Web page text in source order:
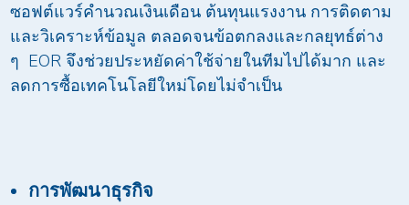
ซอฟต์แวร์คำนวณเงินเดือน ต้นทุนแรงงาน การติดตาม
และวิเคราะห์ข้อมูล ตลอดจนข้อตกลงและกลยุทธ์ต่าง
ๆ EOR จึงช่วยประหยัดค่าใช้จ่ายในทีมไปได้มาก และ
ลดการซื้อเทคโนโลยีใหม่โดยไม่จำเป็น
การพัฒนาธุรกิจ